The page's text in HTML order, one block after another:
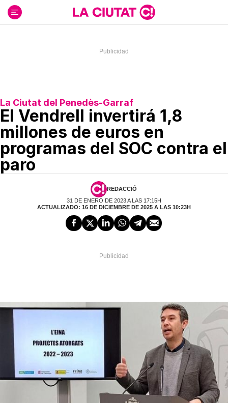
contenido
La Ciutat del Penedès-Garraf
El Vendrell invertirá 1,8
millones de euros en
programas del SOC contra el
paro
REDACCIÓ
31 DE ENERO DE 2023 A LAS 17:15H
ACTUALIZADO: 16 DE DICIEMBRE DE 2025 A LAS 10:23H